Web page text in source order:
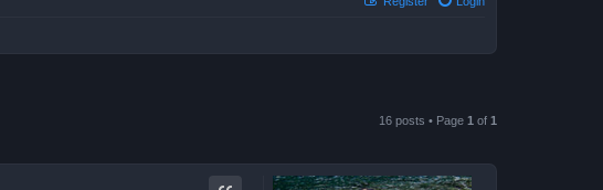
16 posts • Page 1 of 1